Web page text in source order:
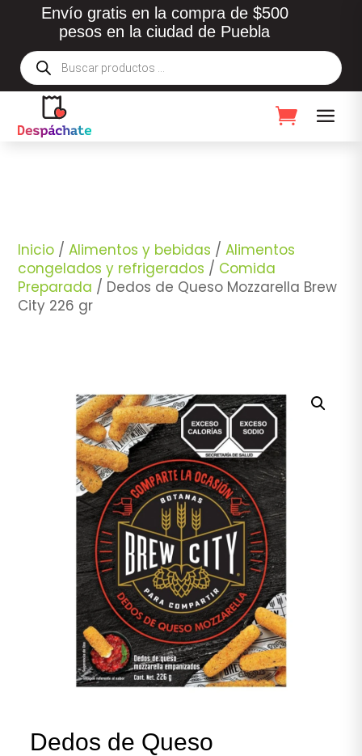
Envío gratis en la compra de $500
pesos en la ciudad de Puebla
Búsqueda
de
productos
Inicio /Alimentos y bebidas /Alimentos
congelados y refrigerados / Comida
Preparada / Dedos de Queso Mozzarella Brew
City 226 gr
Dedos de Queso